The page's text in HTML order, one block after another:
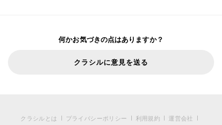
何かお気づきの点はありますか？
クラシルに意見を送る
クラシルとは プライバシーポリシー 利用規約
運営会社